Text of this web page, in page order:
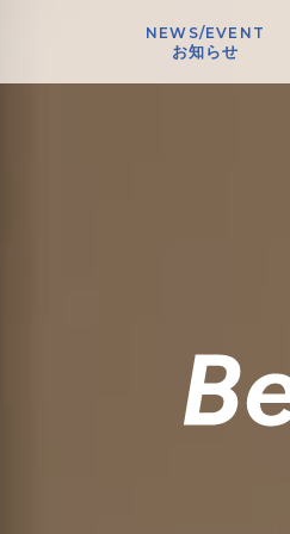
NEWS/EVENT
お知らせ